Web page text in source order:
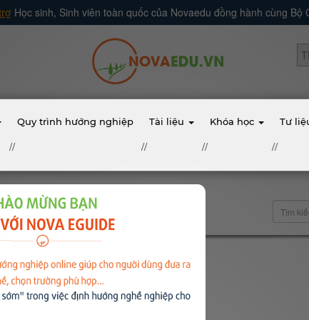
Học sinh, Sinh viên toàn quốc của Novaedu đồng hành cùng Bộ
//
Quy trình hướng nghiệp
//
Tài liệu
//
Khóa học
//
Tư
nên đọc